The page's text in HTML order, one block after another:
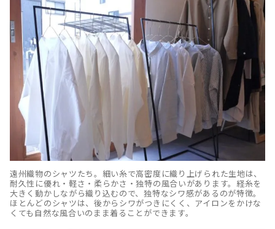
遠州織物のシャツたち。細い糸で高密度に織り上げられた生地は、
耐久性に優れ・軽さ・柔らかさ・独特の風合いがあります。経糸を
大きく動かしながら織り込むので、独特なシワ感があるのが特徴。
ほとんどのシャツは、後からシワがつきにくく、アイロンをかけな
くても自然な風合いのまま着ることができます。